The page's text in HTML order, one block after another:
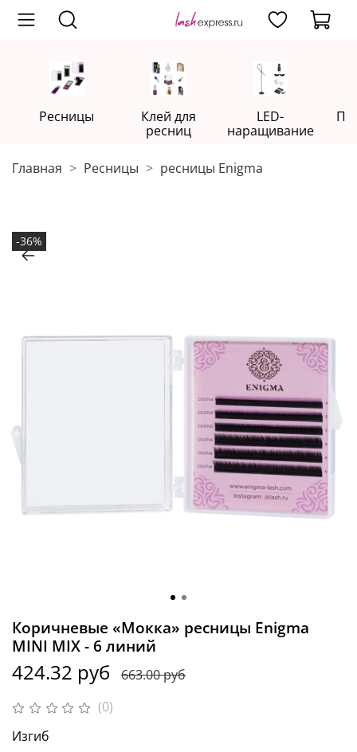
Ресницы
Клей для
ресниц
LED-
наращивание
Главная Ресницы ресницы Enigma
-36%
(0)
Коричневые «Мокка» ресницы Enigma
MINI MIX - 6 линий
424.32 руб 663.00 руб
Изгиб